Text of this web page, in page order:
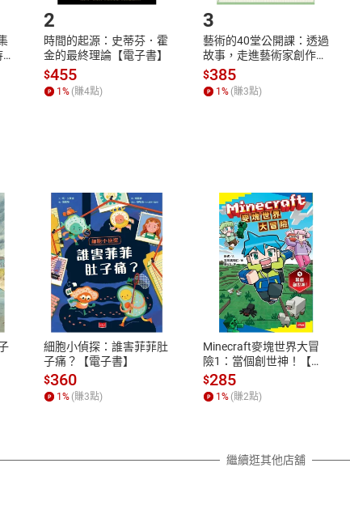
LINE PAY、AFTEE
退換貨規範
本店是否提供消費者保護法七日猶
之權利，遽消費者保護法及通訊交
除權合理例外情事適用準則，依商
質各有不同規定。詳細退換貨說明
照各商品說明。
2
時間的起源：史蒂芬．霍
金的最終理論【電子書】
$455
1% (賺4點)
3
藝術的40堂公開課：透過
故事，走進藝術家創作現
場，看藝術如何誕生、如
何形塑人類生活【電子
書】
$385
1% (賺3點)
細胞小偵探：誰害菲菲肚
子痛？【電子書】
$360
1 % (賺3點)
Minecraft麥塊世界大冒
險1：當個創世神！【電
子書】
$285
1 % (賺2點)
繼續逛其他店舖